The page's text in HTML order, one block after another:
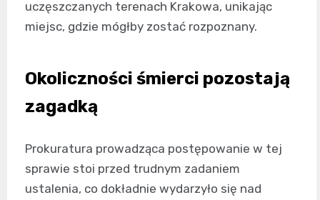
uczęszczanych terenach Krakowa, unikając
miejsc, gdzie mógłby zostać rozpoznany.
Okoliczności śmierci pozostają
zagadką
Prokuratura prowadząca postępowanie w tej
sprawie stoi przed trudnym zadaniem
ustalenia, co dokładnie wydarzyło się nad